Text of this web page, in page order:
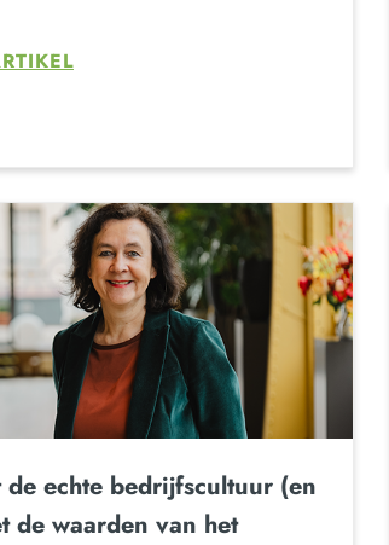
echte bedrijfscultuur (en
de waarden van het